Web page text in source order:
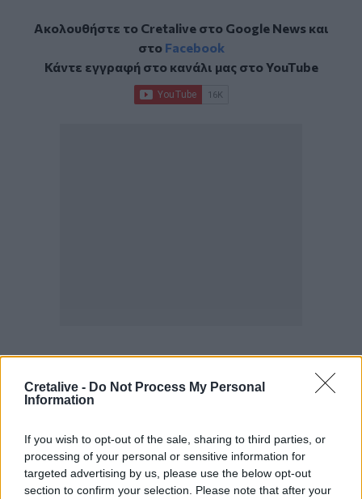
Cretalive - Do Not Process My Personal
Information
If you wish to opt-out of the sale, sharing to third parties, or
processing of your personal or sensitive information for
targeted advertising by us, please use the below opt-out
section to confirm your selection. Please note that after your
Ακολουθήστε το Cretalive στο Google Newsκαι
στο Facebook
Κάντε εγγραφή στο κανάλι μας στοYouTube
Λασίθι Δήμος Αγίου Νικολάου Βουτιές Γάμος Λίμνη
Γίνε ο ρεπόρτερ του CRETALIVE